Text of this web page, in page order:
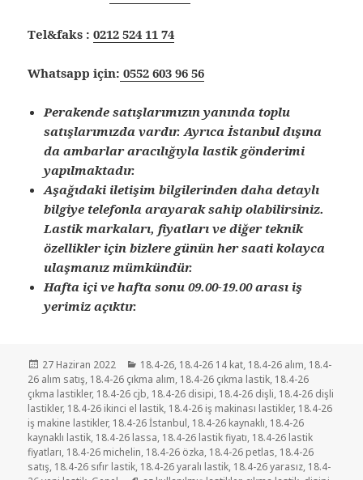
Tel&faks :0212 524 11 74
Whatsapp için: 0552 603 96 56
Perakende satışlarımızın yanında toplu
satışlarımızda vardır. Ayrıca İstanbul dışına
da ambarlar aracılığıyla lastik gönderimi
yapılmaktadır.
Aşağıdaki iletişim bilgilerinden daha detaylı
bilgiye telefonla arayarak sahip olabilirsiniz.
Lastik markaları, fiyatları ve diğer teknik
özellikler için bizlere günün her saati kolayca
ulaşmanız mümkündür.
Hafta içi ve hafta sonu 09.00-19.00 arası iş
yerimiz açıktır.
Yayın
tarihi
27 Haziran 2022 Kategoriler
18.4-26, 18.4-26 14 kat, 18.4-26 alım, 18.4-
26 alım satış, 18.4-26 çıkma alım, 18.4-26 çıkma lastik, 18.4-26
çıkma lastikler, 18.4-26 cjb, 18.4-26 disipi, 18.4-26 dişli, 18.4-26 dişli
lastikler, 18.4-26 ikinci el lastik, 18.4-26 iş makinası lastikler, 18.4-26
iş makine lastikler, 18.4-26 İstanbul, 18.4-26 kaynaklı, 18.4-26
kaynaklı lastik, 18.4-26 lassa, 18.4-26 lastik fiyatı, 18.4-26 lastik
fiyatları, 18.4-26 michelin, 18.4-26 özka, 18.4-26 petlas, 18.4-26
satış, 18.4-26 sıfır lastik, 18.4-26 yaralı lastik, 18.4-26 yarasız, 18.4-